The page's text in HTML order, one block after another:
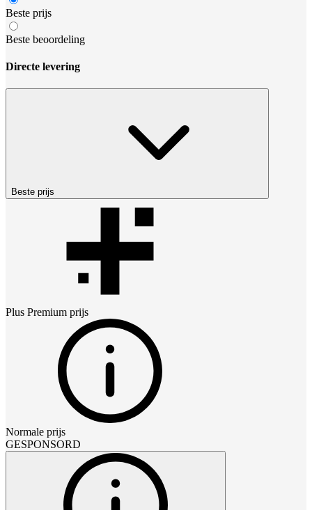
Beste prijs
Beste beoordeling
Directe levering
Beste prijs
Plus Premium prijs
Normale prijs
GESPONSORD